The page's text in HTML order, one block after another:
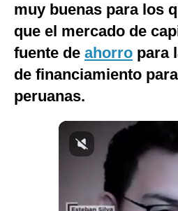
Internacional
Tecnología
Club del Suscriptor
Mix
G de Gestión
Notas Contratadas
muy buenas para los
que el mercado de
fuente de ahorro para
de financiamiento
peruanas.